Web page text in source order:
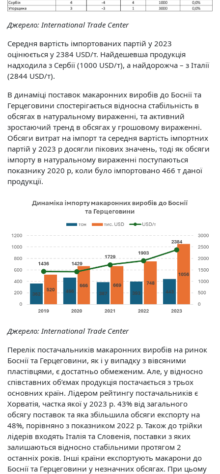
Джерело: International Trade Center
Середня вартість імпортованих партій у 2023
оцінюється у 2384 USD/т. Найдешевша продукція
надходила з Сербії (1000 USD/т), а найдорожча – з Італії
(2844 USD/т).
В динаміці поставок макаронних виробів до Боснії та
Герцеговини спостерігається відносна стабільність в
обсягах в натуральному вираженні, та активний
зростаючий тренд в обсягах у грошовому вираженні.
Обсяги витрат на імпорт та середня вартість імпортних
партій у 2023 р досягли пікових значень, тоді як обсяги
імпорту в натуральному вираженні поступаються
показнику 2020 р, коли було імпортовано 466 т даної
продукції.
Джерело:International Trade Center
Перелік постачальників макаронних виробів на ринок
Боснії та Герцеговини, як і у випадку з вівсяними
пластівцями, є достатньо обмеженим. Але, у відносно
співставних об’ємах продукція постачається з трьох
основних країн. Лідером рейтингу постачальників є
Хорватія, частка якої у 2023 р. 43% від загального
обсягу поставок та яка збільшила обсяги експорту на
48%, порівняно з показником 2022 р. Також до трійки
лідерів входять Італія та Словенія, поставки з яких
залишаються відносно стабільними протягом 2
останніх років. Інші країни експортують макарони до
Боснії та Герцеговини у незначних обсягах. При цьому